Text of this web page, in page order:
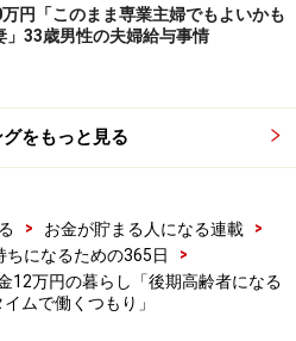
メントは原文に準拠していま
時のものです。現在とはサー
なることがございます
内容の正確性を保証するもの
す。最新の内容をご確認くださ
供を目的としており、特定の金融
ではありません。
なご判断はご自身の責任において
円「このまま専業主婦でもよいかも
」33歳男性の夫婦給与事情
をもっと見る
> お金が貯まる人になる連載
>
になるための365日
>
12万円の暮らし「後期高齢者になる
ムで働くつもり」